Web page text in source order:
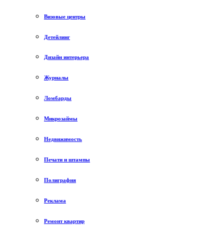
Визовые центры
Детейлинг
Дизайн интерьера
Журналы
Ломбарды
Микрозаймы
Недвижимость
Печати и штампы
Полиграфия
Реклама
Ремонт квартир